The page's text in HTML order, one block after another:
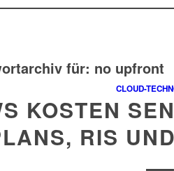
für: no upfront
CLOUD-
KOSTEN
RIS